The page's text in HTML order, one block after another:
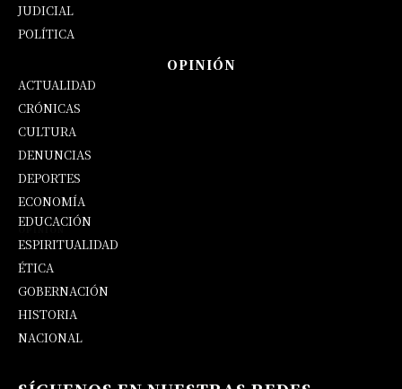
JUDICIAL
POLÍTICA
OPINIÓN
ACTUALIDAD
CRÓNICAS
CULTURA
DENUNCIAS
DEPORTES
ECONOMÍA
OPINIÓN
EDUCACIÓN
ESPIRITUALIDAD
ÉTICA
GOBERNACIÓN
HISTORIA
NACIONAL